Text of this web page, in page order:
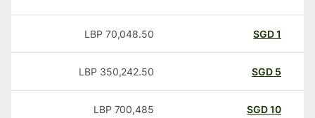
SGD
70,048.50
LBP
SGD
350,242.50
LBP
SGD
700,485
LBP